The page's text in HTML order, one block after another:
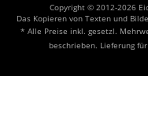
Copyright © 2012-2026
Das Kopieren von Texten und
* Alle Preise inkl. gesetzl.
beschrieben. Lieferung